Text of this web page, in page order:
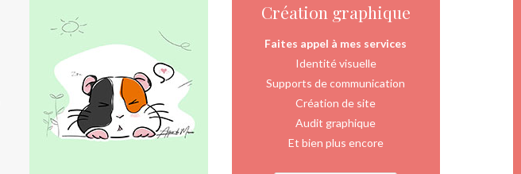
Création graphique
Faites appel à mes services
Identité visuelle
Supports de communication
Création de site
Audit graphique
Et bien plus encore